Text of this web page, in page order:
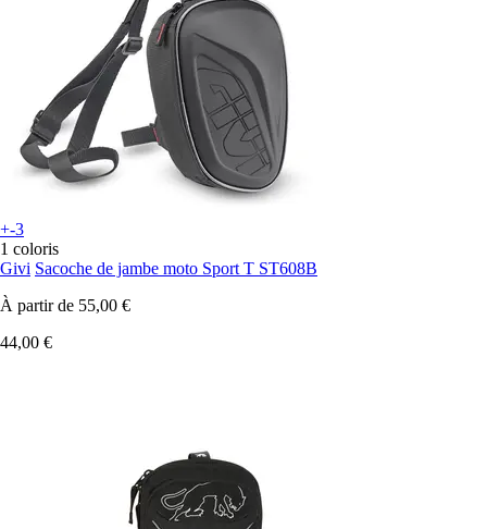
+-3
1 coloris
Givi Sacoche de jambe moto Sport T ST608B
À partir de 55,00 €
44,00 €